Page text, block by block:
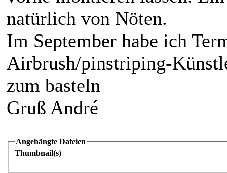
natürlich von Nöten.
Im September habe ich
Airbrush/pinstriping-
zum basteln
Gruß André
Angehängte Dateien
Thumbnail(s)